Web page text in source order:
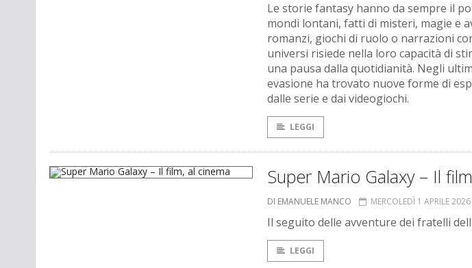
Le storie fantasy hanno da sempre il
mondi lontani, fatti di misteri, magie e
romanzi, giochi di ruolo o narrazioni
universi risiede nella loro capacità di
una pausa dalla quotidianità. Negli
evasione ha trovato nuove forme di
dalle serie e dai videogiochi.
LEGGI
Super Mario Galaxy – Il
DI EMANUELE MANCO MERCOLEDÌ 1 APRILE 2026
Il seguito delle avventure dei fratelli
LEGGI